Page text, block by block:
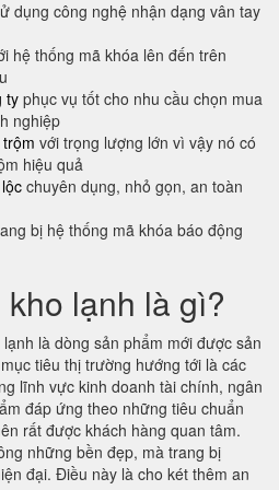
dụng công nghệ nhận dạng vân tay
hệ thống mã khóa lên đến trên
ty phục vụ tốt cho nhu cầu chọn mua
nghiệp
với trọng lượng lớn vì vậy nó có
hiệu quả
chuyên dụng, nhỏ gọn, an toàn
bị hệ thống mã khóa báo động
lạnh là gì?
là dòng sản phẩm mới được sản
tiêu thị trường hướng tới là các
lĩnh vực kinh doanh tài chính, ngân
đáp ứng theo những tiêu chuẩn
rất được khách hàng quan tâm.
những bền đẹp, mà trang bị
đại. Điều này là cho két thêm an